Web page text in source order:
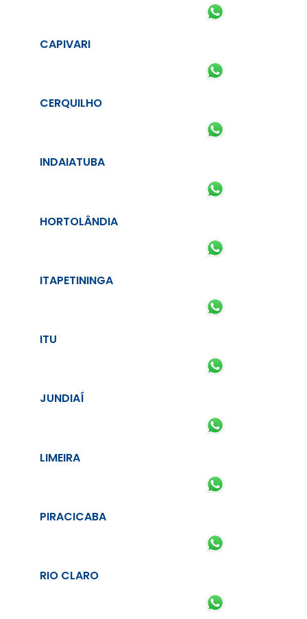
CAPIVARI
CERQUILHO
INDAIATUBA
HORTOLÂNDIA
ITAPETININGA
ITU
JUNDIAÍ
LIMEIRA
PIRACICABA
RIO CLARO